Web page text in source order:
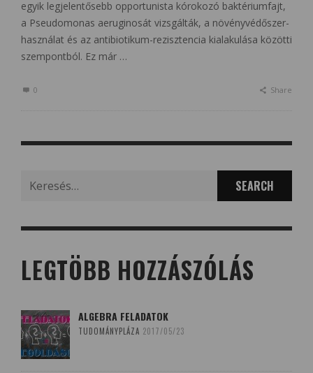
egyik legjelentősebb opportunista kórokozó baktériumfajt,
a Pseudomonas aeruginosát vizsgálták, a növényvédőszer-
használat és az antibiotikum-rezisztencia kialakulása közötti
szempontból. Ez már …
0 Share
LEGTÖBB HOZZÁSZÓLÁS
ALGEBRA FELADATOK
TUDOMÁNYPLÁZA 2017/05/23